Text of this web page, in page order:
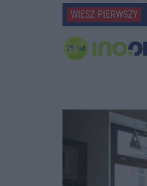
WIESZ PIERWSZY